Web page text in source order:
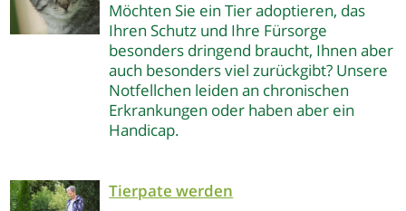
Möchten Sie ein Tier adoptieren, das
Ihren Schutz und Ihre Fürsorge
besonders dringend braucht, Ihnen aber
auch besonders viel zurückgibt? Unsere
Notfellchen leiden an chronischen
Erkrankungen oder haben aber ein
Handicap.
Tierpate werden